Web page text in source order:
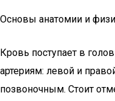
Основы анатомии и
Кровь поступает в
артериям: левой и
позвоночным. Стоит